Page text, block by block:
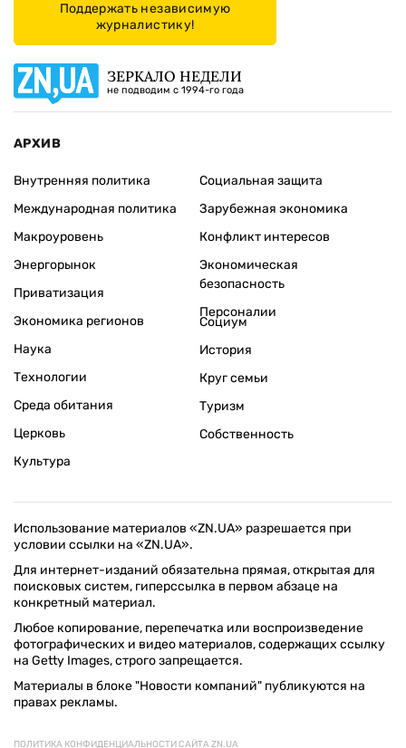
Поддержать независимую
журналистику!
ЗЕРКАЛО НЕДЕЛИ
не подводим с 1994-го года
АРХИВ
Внутренняя политика
Международная политика
Макроуровень
Энергорынок
Приватизация
Экономика регионов
Социальная защита
Зарубежная экономика
Конфликт интересов
Экономическая
безопасность
Персоналии
Наука
Технологии
Среда обитания
Церковь
Культура
Социум
История
Круг семьи
Туризм
Собственность
Использование материалов «ZN.UA» разрешается при
условии ссылки на «ZN.UA».
Для интернет-изданий обязательна прямая, открытая для
поисковых систем, гиперссылка в первом абзаце на
конкретный материал.
Любое копирование, перепечатка или воспроизведение
фотографических и видео материалов, содержащих ссылку
на Getty Images, строго запрещается.
Материалы в блоке "Новости компаний" публикуются на
правах рекламы.
ПОЛИТИКА КОНФИДЕНЦИАЛЬНОСТИ САЙТА ZN.UA